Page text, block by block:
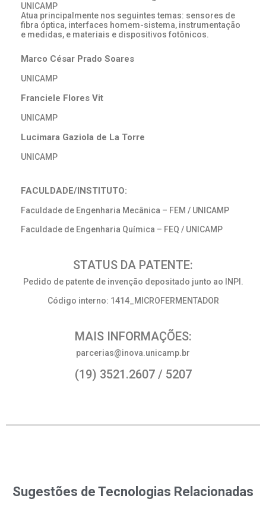
UNICAMP
Atua principalmente nos seguintes temas: sensores de
fibra óptica, interfaces homem-sistema, instrumentação
e medidas, e materiais e dispositivos fotônicos.
Marco César Prado Soares
UNICAMP
Franciele Flores Vit
UNICAMP
Lucimara Gaziola de La Torre
UNICAMP
FACULDADE/INSTITUTO:
Faculdade de Engenharia Mecânica – FEM / UNICAMP
Faculdade de Engenharia Química – FEQ / UNICAMP
STATUS DA PATENTE:
Pedido de patente de invenção depositado junto ao INPI.
Código interno: 1414_MICROFERMENTADOR
MAIS INFORMAÇÕES:
parcerias@inova.unicamp.br
(19) 3521.2607 / 5207
Sugestões de Tecnologias Relacionadas